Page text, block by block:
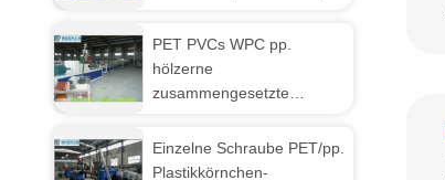
PET PVCs WPC pp.
hölzerne
zusammengesetzte
Fertigungsstraße, die
Extruder-Maschinerie
Einzelne Schraube PET/pp.
Plastikkörnchen-